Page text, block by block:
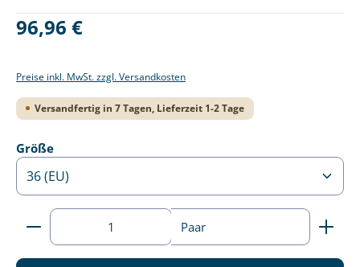
Regulärer Preis:
96,96 €
Preise inkl. MwSt. zzgl. Versandkosten
Versandfertig in 7 Tagen, Lieferzeit 1-2 Tage
Größeauswählen
Produkt Anzahl: Gib den gewünschten Wert ein
Paar